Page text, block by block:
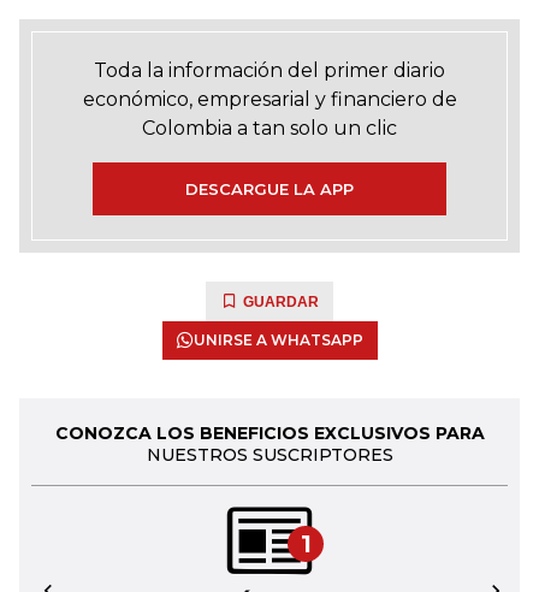
Toda la información del primer diario
económico, empresarial y financiero de
Colombia a tan solo un clic
DESCARGUE LA APP
GUARDAR
UNIRSE A WHATSAPP
CONOZCA LOS BENEFICIOS EXCLUSIVOS PARA
NUESTROS SUSCRIPTORES
1